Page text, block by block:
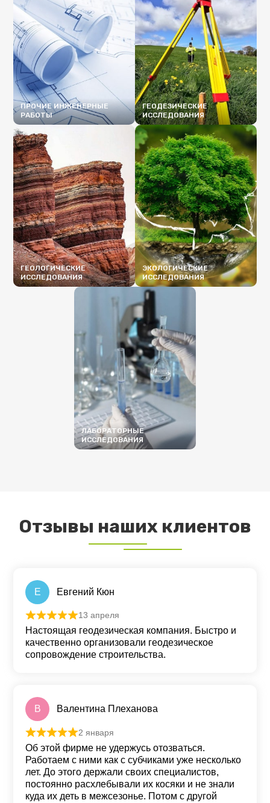
ПРОЧИЕ ИНЖЕНЕРНЫЕ
РАБОТЫ
ПОДРОБНЕЕ
ГЕОДЕЗИЧЕСКИЕ
ИССЛЕДОВАНИЯ
ПОДРОБНЕЕ
ГЕОЛОГИЧЕСКИЕ
ИССЛЕДОВАНИЯ
ЭКОЛОГИЧЕСКИЕ
ИССЛЕДОВАНИЯ
ЛАБОРАТОРНЫЕ
ИССЛЕДОВАНИЯ
Отзывы наших клиентов
Е Евгений Кюн
Оценка из 5
13 апреля
Настоящая геодезическая компания. Быстро и
качественно организовали геодезическое
сопровождение строительства.
В Валентина Плеханова
Оценка 5из 5
2 января
Об этой фирме не удержусь отозваться.
Работаем с ними как с субчиками уже несколько
лет. До этого держали своих специалистов,
постоянно расхлебывали их косяки и не знали
куда их деть в межсезонье. Потом с другой